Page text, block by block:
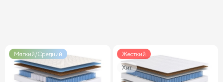
Мягкий/Средний
Жесткий
Хит